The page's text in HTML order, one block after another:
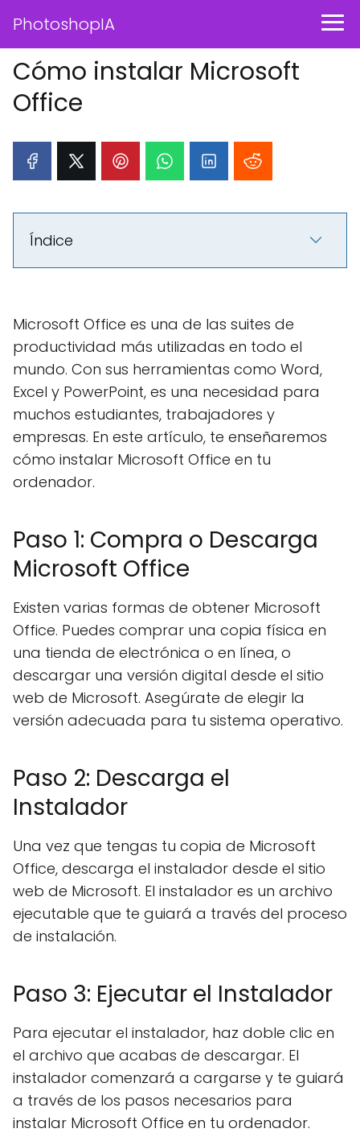
PhotoshopIA
Cómo instalar Microsoft
Office
Índice
Microsoft Office es una de las suites de
productividad más utilizadas en todo el
mundo. Con sus herramientas como Word,
Excel y PowerPoint, es una necesidad para
muchos estudiantes, trabajadores y
empresas. En este artículo, te enseñaremos
cómo instalar Microsoft Office en tu
ordenador.
Paso 1: Compra o Descarga
Microsoft Office
Existen varias formas de obtener Microsoft
Office. Puedes comprar una copia física en
una tienda de electrónica o en línea, o
descargar una versión digital desde el sitio
web de Microsoft. Asegúrate de elegir la
versión adecuada para tu sistema operativo.
Paso 2: Descarga el
Instalador
Una vez que tengas tu copia de Microsoft
Office, descarga el instalador desde el sitio
web de Microsoft. El instalador es un archivo
ejecutable que te guiará a través del proceso
de instalación.
Paso 3: Ejecutar el Instalador
Para ejecutar el instalador, haz doble clic en
el archivo que acabas de descargar. El
instalador comenzará a cargarse y te guiará
a través de los pasos necesarios para
instalar Microsoft Office en tu ordenador.